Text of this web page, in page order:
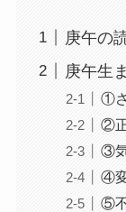
庚午の
庚午生
①
②
③
④
⑤